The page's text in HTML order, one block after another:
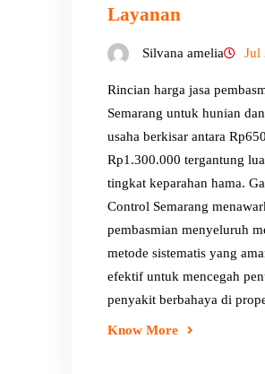
Layanan
Silvana amelia Jul
Rincian harga jasa
Semarang untuk hunian
usaha berkisar antara
Rp1.300.000 tergantung
tingkat keparahan hama.
Control Semarang
pembasmian menyeluruh
metode sistematis yang
efektif untuk mencegah
penyakit berbahaya di
Know More